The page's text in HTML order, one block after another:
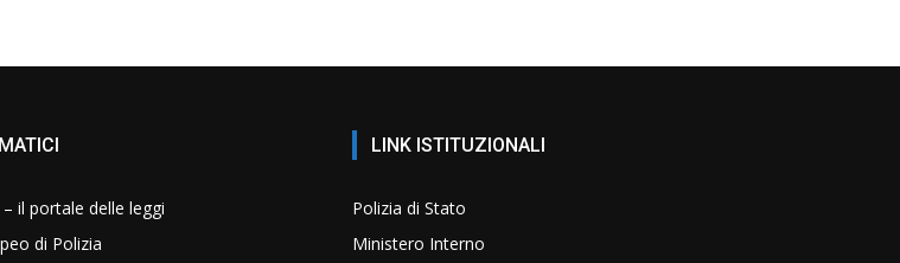
il portale delle leggi
di Polizia
LINK ISTITUZIONALI
Polizia di Stato
Ministero Interno